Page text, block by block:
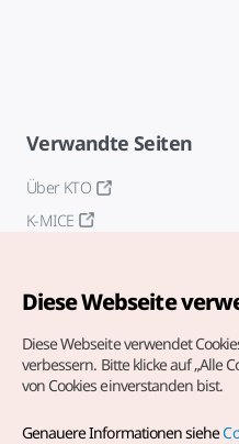
Verwandte Seiten
Über KTO
K-MICE
vorbehalten.
Diese Webseite
Diese Webseite verwendet
verbessern. Bitte klicke auf „Alle
von Cookies einverstanden bist.
Genauere Informationen siehe